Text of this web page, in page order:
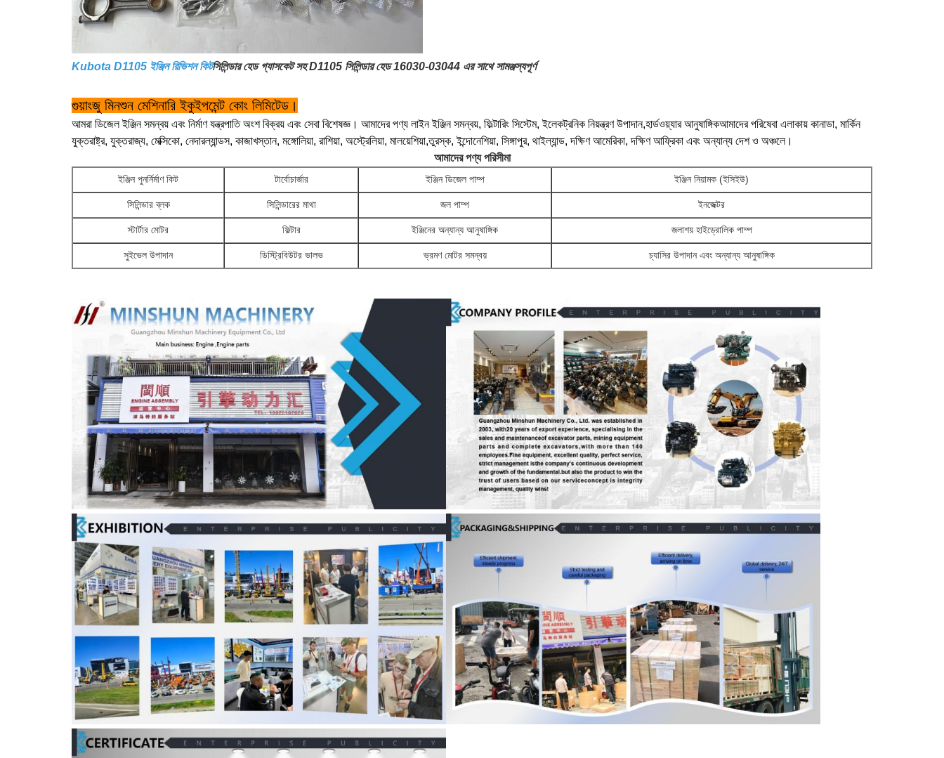
Kubota D1105 ইঞ্জিন রিভিশন কিটসিলিন্ডার হেড গ্যাসকেট সহ D1105 সিলিন্ডার হেড 16030-03044 এর সাথে সামঞ্জস্যপূর্ণ
গুয়াংজু মিনশুন মেশিনারি ইকুইপমেন্ট কোং লিমিটেড।
আমরা ডিজেল ইঞ্জিন সমন্বয় এবং নির্মাণ যন্ত্রপাতি অংশ বিক্রয় এবং সেবা বিশেষজ্ঞ। আমাদের পণ্য লাইন ইঞ্জিন সমন্বয়, ফিল্টারিং সিস্টেম, ইলেকট্রনিক নিয়ন্ত্রণ উপাদান,হার্ডওয়্যার আনুষাঙ্গিকআমাদের পরিষেবা এলাকায় কানাডা, মার্কিন
যুক্তরাষ্ট্র, যুক্তরাজ্য, মেক্সিকো, নেদারল্যান্ডস, কাজাখস্তান, মঙ্গোলিয়া, রাশিয়া, অস্ট্রেলিয়া, মালয়েশিয়া,তুরস্ক, ইন্দোনেশিয়া, সিঙ্গাপুর, থাইল্যান্ড, দক্ষিণ আমেরিকা, দক্ষিণ আফ্রিকা এবং অন্যান্য দেশ ও অঞ্চলে।
আমাদের পণ্য পরিসীমা
ইঞ্জিন পুনর্নির্মাণ কিট টার্বোচার্জার ইঞ্জিন ডিজেল পাম্প ইঞ্জিন নিয়ামক (ইসিইউ)
সিলিন্ডার ব্লক সিলিন্ডারের মাথা জল পাম্প ইনজেক্টর
স্টার্টার মোটর ফিল্টার ইঞ্জিনের অন্যান্য আনুষাঙ্গিক জলাশয় হাইড্রোলিক পাম্প
সুইভেল উপাদান ডিস্ট্রিবিউটর ভালভ ভ্রমণ মোটর সমন্বয় চ্যাসির উপাদান এবং অন্যান্য আনুষাঙ্গিক